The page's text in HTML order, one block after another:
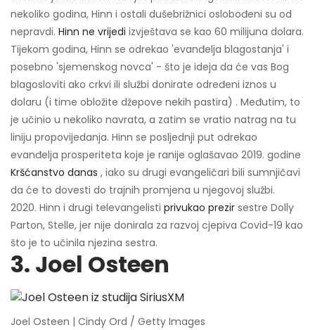
nekoliko godina, Hinn i ostali dušebrižnici oslobođeni su od
nepravdi. Hinn ne vrijedi izvještava se kao 60 milijuna dolara.
Tijekom godina, Hinn se odrekao 'evanđelja blagostanja' i
posebno 'sjemenskog novca' - što je ideja da će vas Bog
blagosloviti ako crkvi ili službi donirate određeni iznos u
dolaru (i time obložite džepove nekih pastira) . Međutim, to
je učinio u nekoliko navrata, a zatim se vratio natrag na tu
liniju propovijedanja. Hinn se posljednji put odrekao
evanđelja prosperiteta koje je ranije oglašavao 2019. godine
Kršćanstvo danas , iako su drugi evangeličari bili sumnjičavi
da će to dovesti do trajnih promjena u njegovoj službi.
2020. Hinn i drugi televangelisti privukao prezir sestre Dolly
Parton, Stelle, jer nije donirala za razvoj cjepiva Covid-19 kao
što je to učinila njezina sestra.
3. Joel Osteen
Joel Osteen | Cindy Ord / Getty Images